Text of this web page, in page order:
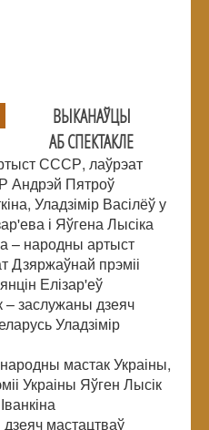
ВЫКАНАЎЦЫ
АБ СПЕКТАКЛЕ
СССР, лаўрэат
Андрэй Пятроў
Уладзімір Васілёў у
і Яўгена Лысіка
– народны артыст
Дзяржаўнай прэміі
Елізар'еў
–заслужаны дзеяч
Уладзімір
народны мастак Украіны,
Украіны Яўген Лысік
мастацтваў